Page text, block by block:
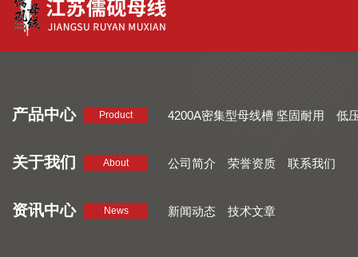
产品中心 Product 4200A密集型母线槽 坚固耐用
低
关于我们 About 公司简介 荣誉资质 联系我们
资讯中心 News 新闻动态 技术文章